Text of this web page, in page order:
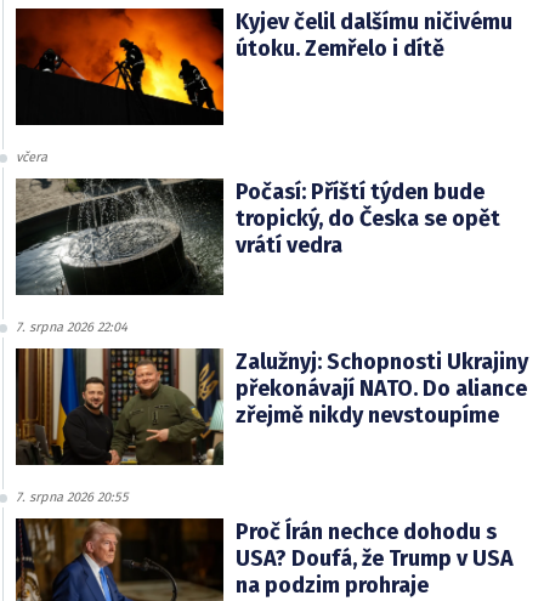
Kyjev čelil dalšímu ničivému
útoku. Zemřelo i dítě
včera
Počasí: Příští týden bude
tropický, do Česka se opět
vrátí vedra
7. srpna 2026 22:04
Zalužnyj: Schopnosti Ukrajiny
překonávají NATO. Do aliance
zřejmě nikdy nevstoupíme
7. srpna 2026 20:55
Proč Írán nechce dohodu s
USA? Doufá, že Trump v USA
na podzim prohraje